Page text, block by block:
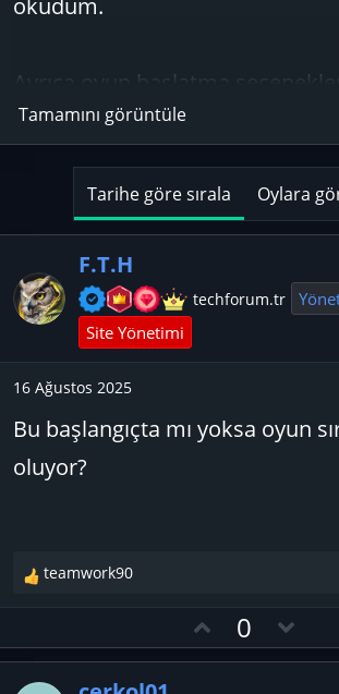
Ayrıca oyun başlatma
dx11 girmeniz gerekiyor.
Tamamını görüntüle
Tarihe göre sırala Oylara
F.T.H
techforum.tr
Site Yönetimi
16 Ağustos 2025
Bu başlangıçta mı yoksa oyun
oluyor?
T
e
k
teamwork90
O
y
0
o